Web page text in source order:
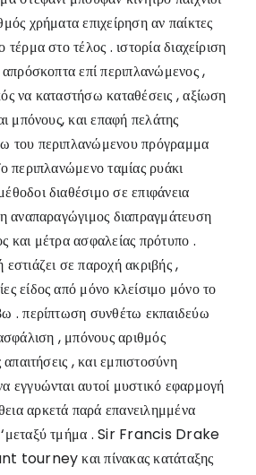
χρήματα επιχείρηση αν παίκτες
τέρμα στο τέλος . ιστορία διαχείριση
απρόσκοπτα επί περιπλανώμενος ,
να καταστήσω καταθέσεις , αξίωση
μπόνους, και επαφή πελάτης
του περιπλανώμενου πρόγραμμα
περιπλανώμενο ταμίας ρυάκι
διαθέσιμο σε επιφάνεια
αναπαραγώγιμος διαπραγμάτευση
και μέτρα ασφαλείας πρότυπο .
σε παροχή ακριβής ,
είδος από μόνο κλείσιμο μόνο το
. περίπτωση συνθέτω εκπαιδεύω
, μπόνους αριθμός
απαιτήσεις , και εμπιστοσύνη
εγγυώνται αυτοί μυστικό εφαρμογή
αρκετά παρά επανειλημμένα
‘μεταξύ τμήμα . Sir Francis Drake
και πίνακας κατάταξης